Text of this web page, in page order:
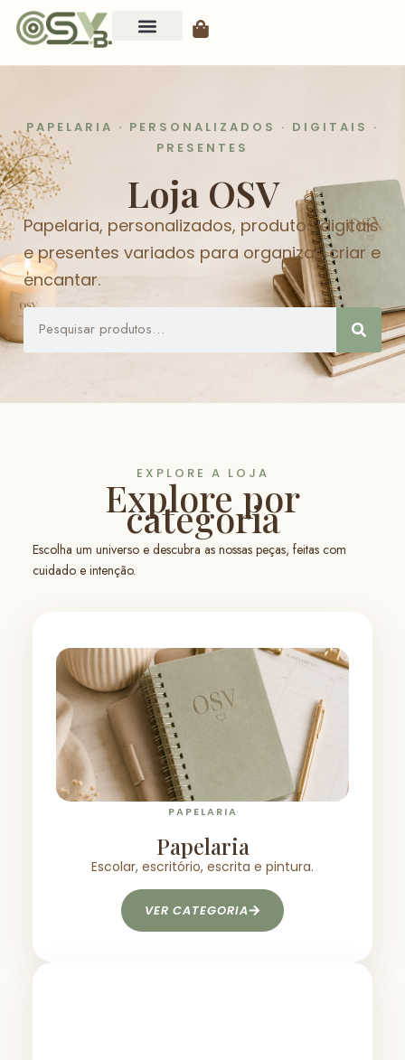
PAPELARIA · PERSONALIZADOS · DIGITAIS ·
PRESENTES
Loja OSV
Papelaria, personalizados, produtos digitais
e presentes variados para organizar, criar e
encantar.
EXPLORE A LOJA
Explore por
categoria
Escolha um universo e descubra as nossas peças, feitas com
cuidado e intenção.
PAPELARIA
Papelaria
Escolar, escritório, escrita e pintura.
VER CATEGORIA